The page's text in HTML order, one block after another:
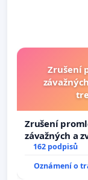
Zrušení
Zrušení
závažných a
trestných činů
162 podpisů
Oznámení o